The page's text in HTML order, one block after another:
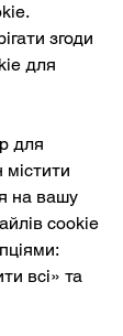
згоди
для
для
на вашу
cookie
всі» та